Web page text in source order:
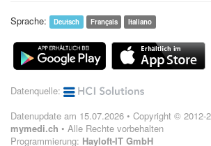
Sprache: Deutsch Français Italiano
Datenquelle:
Datenupdate am 15.07.2026 • Copyright © 2012-
mymedi.ch • Alle Rechte vorbehalten
Programmierung: Hayloft-IT GmbH